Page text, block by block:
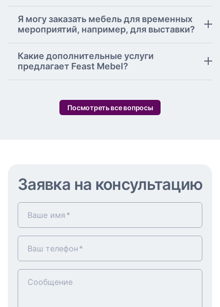
Я могу заказать мебель для временных
мероприятий, например, для выставки?
Какие дополнительные услуги
предлагает Feast Mebel?
Посмотреть все вопросы
Заявка на консультацию
Ваше имя
Ваш телефон
Сообщение